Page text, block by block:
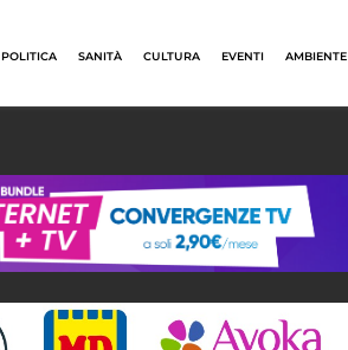
POLITICA SANITÀ CULTURA EVENTI AMBIENTE